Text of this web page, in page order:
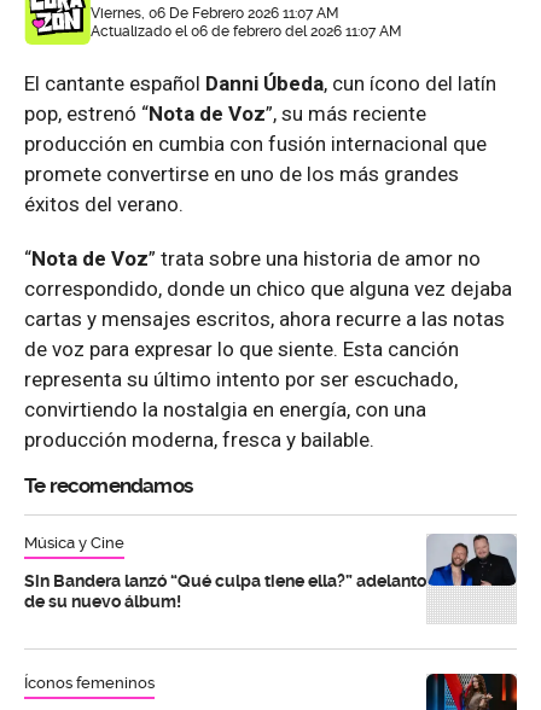
Viernes, 06 De Febrero 2026 11:07 AM
Actualizado el 06 de febrero del 2026 11:07 AM
El cantante español Danni Úbeda, cun ícono del latín
pop, estrenó “Nota de Voz”, su más reciente
producción en cumbia con fusión internacional que
promete convertirse en uno de los más grandes
éxitos del verano.
“Nota de Voz” trata sobre una historia de amor no
correspondido, donde un chico que alguna vez dejaba
cartas y mensajes escritos, ahora recurre a las notas
de voz para expresar lo que siente. Esta canción
representa su último intento por ser escuchado,
convirtiendo la nostalgia en energía, con una
producción moderna, fresca y bailable.
Te recomendamos
Música y Cine
Sin Bandera lanzó “Qué culpa tiene ella?” adelanto
de su nuevo álbum!
Íconos femeninos